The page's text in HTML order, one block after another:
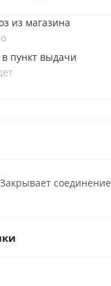
из магазина
в пункт выдачи